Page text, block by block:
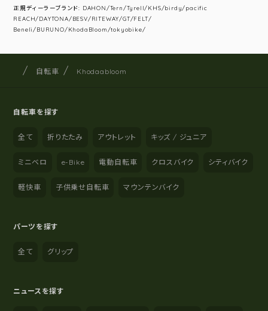
正規ディーラーブランド: DAHON/Tern/Tyrell/KHS/birdy/pacific
REACH/DAYTONA/BESV/RITEWAY/GT/FELT/
Beneli/BURUNO/KhodaBloom/tokyobike/
サイト内の現在地
サイクルショップナカゴヤ
自転車 Khodaabloom
自転車を探す
全て 折りたたみ アウトレット キッズ / ジュニア
ミニベロ e-Bike 電動自転車 クロスバイク シティバイク
軽快車 子供乗せ自転車 マウンテンバイク
パーツを探す
全て グリップ
ニュースを探す